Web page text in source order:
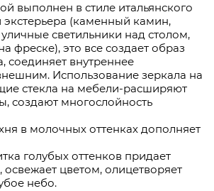
выполнен в стиле итальянского
экстерьера (каменный камин,
светильники над столом,
фреске), это все создает образ
соединяет внутреннее
Использование зеркала на
стекла на мебели-расширяют
создают многослойность
в молочных оттенках дополняет
голубых оттенков придает
цветом, олицетворяет
небо.